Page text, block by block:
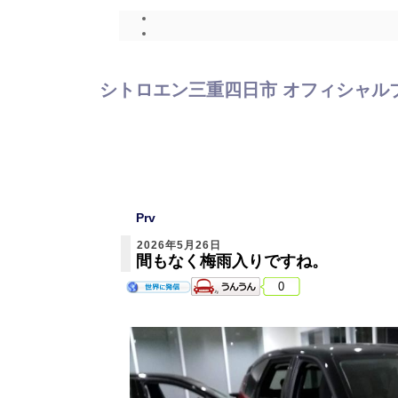
シトロエン三重四日市 オフィシャ
Prv
2026年5月26日
間もなく梅雨入りですね。
0